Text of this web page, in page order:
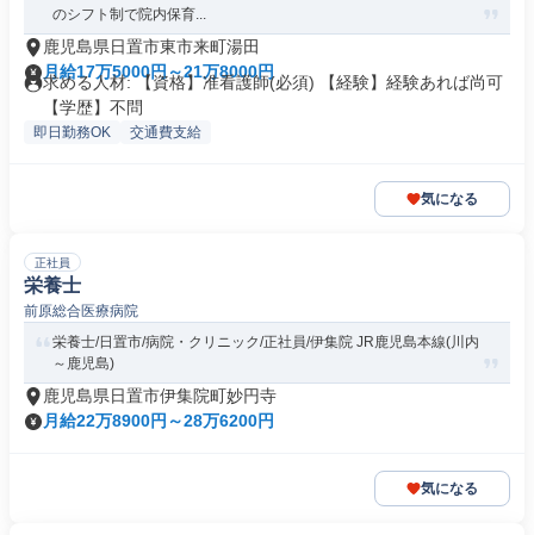
のシフト制で院内保育...
鹿児島県日置市東市来町湯田
月給17万5000円～21万8000円
求める人材: 【資格】准看護師(必須) 【経験】経験あれば尚可
【学歴】不問
即日勤務OK 交通費支給
気になる
正社員
栄養士
前原総合医療病院
栄養士/日置市/病院・クリニック/正社員/伊集院 JR鹿児島本線(川内
～鹿児島)
鹿児島県日置市伊集院町妙円寺
月給22万8900円～28万6200円
気になる